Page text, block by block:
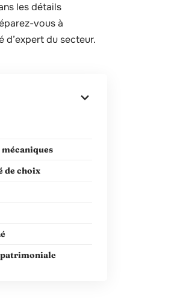
les détails
vous à
du secteur.
de choix
patrimoniale